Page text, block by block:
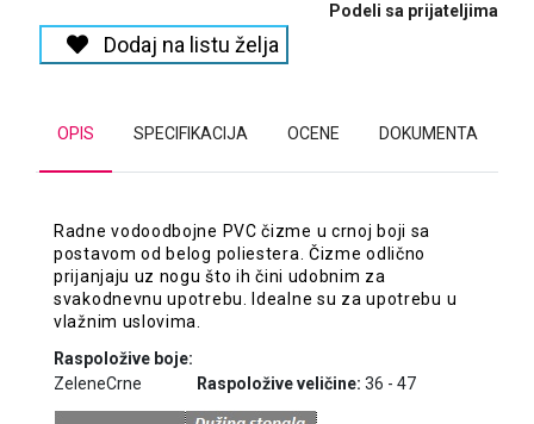
Podeli sa prijateljima
Dodaj na listu želja
OPIS SPECIFIKACIJA OCENE DOKUMENTA
Radne vodoodbojne PVC čizme u crnoj boji sa
postavom od belog poliestera. Čizme odlično
prijanjaju uz nogu što ih čini udobnim za
svakodnevnu upotrebu. Idealne su za upotrebu u
vlažnim uslovima.
Raspoložive boje:
ZeleneCrne Raspoložive veličine: 36 - 47